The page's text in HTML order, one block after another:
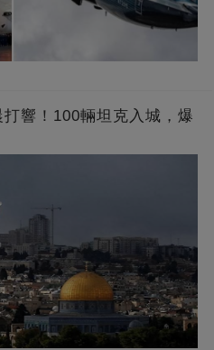
響！100輛坦克入城，爆